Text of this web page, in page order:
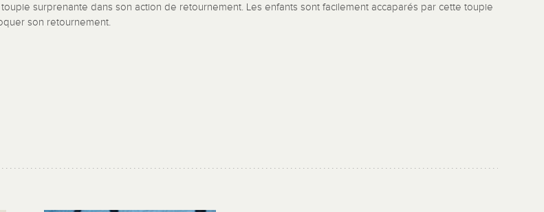
surprenante dans son action de retournement. Les enfants sont facilement accaparés par cette toupie
son retournement.